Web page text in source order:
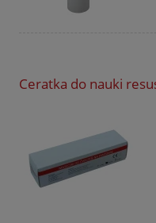
Ceratka do nauki